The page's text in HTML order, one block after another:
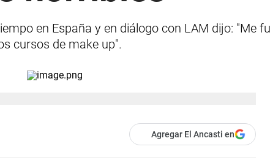
en España y en diálogo con LAM dijo: "Me
cursos de make up".
Agregar El Ancasti en